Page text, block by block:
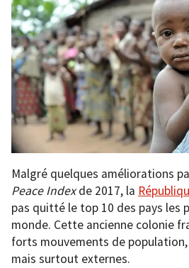
Malgré quelques améliorations
Peace Indexde 2017, la
pas quitté le top 10 des pays les
monde. Cette ancienne colonie
forts mouvements de
mais surtout externes.